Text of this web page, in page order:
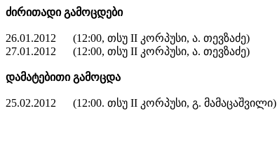
ძირითადი გამოცდები
26.01.2012 (12:00, თსუ II კორპუსი, ა. თევზაძე)
27.01.2012
(12:00, თსუ II კორპუსი, ა. თევზაძე)
დამატებითი გამოცდა
25.02.2012 (12:00. თსუ II კორპუსი, გ. მამაცაშვილი)